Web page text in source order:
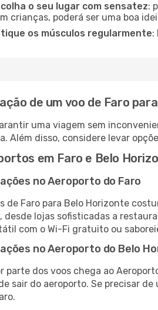
o seu lugar com sensatez:
crianças, poderá ser uma boa
os músculos regularmente:
de um voo de Faro
uma viagem sem
Além disso, considere levar
em Faro e Belo
no Aeroporto do Faro
de Faro para Belo Horizonte
desde lojas sofisticadas a
com o Wi-Fi gratuito ou
no Aeroporto do Belo
parte dos voos chega ao
sair do aeroporto. Se precisar